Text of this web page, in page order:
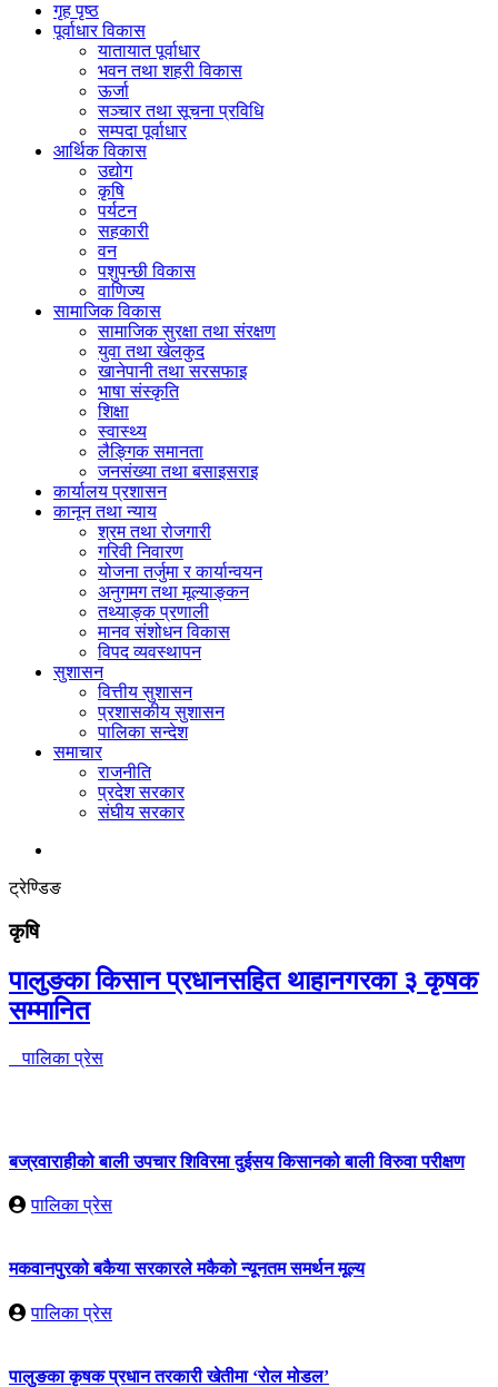
गृह पृष्ठ
पूर्वाधार विकास
यातायात पूर्वाधार
भवन तथा शहरी विकास
ऊर्जा
सञ्चार तथा सूचना प्रविधि
सम्पदा पूर्वाधार
आर्थिक विकास
उद्योग
कृषि
पर्यटन
सहकारी
वन
पशुपन्छी विकास
वाणिज्य
सामाजिक विकास
सामाजिक सुरक्षा तथा संरक्षण
युवा तथा खेलकुद
खानेपानी तथा सरसफाइ
भाषा संस्कृति
शिक्षा
स्वास्थ्य
लैङ्गिक समानता
जनसंख्या तथा बसाइसराइ
कार्यालय प्रशासन
कानून तथा न्याय
श्रम तथा रोजगारी
गरिवी निवारण
योजना तर्जुमा र कार्यान्वयन
अनुगमग तथा मूल्याङ्कन
तथ्याङ्क प्रणाली
मानव संशोधन विकास
विपद व्यवस्थापन
सुशासन
वित्तीय सुशासन
प्रशासकीय सुशासन
पालिका सन्देश
समाचार
राजनीति
प्रदेश सरकार
संघीय सरकार
ट्रेण्डिङ
कृषि
पालुङका किसान प्रधानसहित थाहानगरका ३ कृषक
सम्मानित
पालिका प्रेस
बज्रवाराहीको बाली उपचार शिविरमा दुईसय किसानको बाली विरुवा परीक्षण
पालिका प्रेस
मकवानपुरको बकैया सरकारले मकैको न्यूनतम समर्थन मूल्य
पालिका प्रेस
पालुङका कृषक प्रधान तरकारी खेतीमा ‘रोल मोडल’